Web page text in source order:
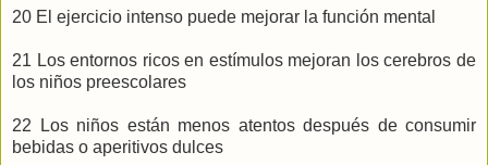
20 El ejercicio intenso puede mejorar la función mental
21 Los entornos ricos en estímulos mejoran los cerebros de
los niños preescolares
22 Los niños están menos atentos después de consumir
bebidas o aperitivos dulces